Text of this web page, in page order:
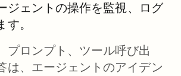
ジェントの操作を監視、ログ
。
プロンプト、ツール呼び出
は、エージェントのアイデン